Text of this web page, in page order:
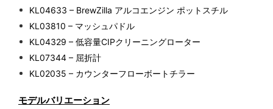
KL04633 – BrewZilla アルコエンジン ポットスチル
KL03810 – マッシュパドル
KL04329 – 低容量CIPクリーニングローター
KL07344 – 屈折計
KL02035 – カウンターフローボートチラー
モデルバリエーション